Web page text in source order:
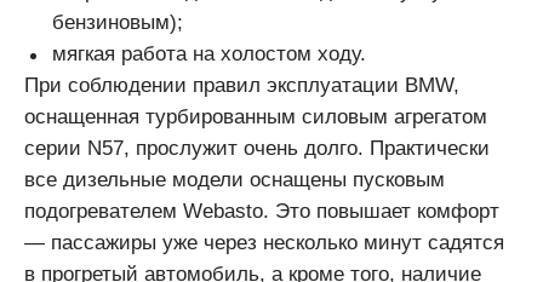
бензиновым);
мягкая работа на холостом ходу.
При соблюдении правил эксплуатации BMW,
оснащенная турбированным силовым агрегатом
серии N57, прослужит очень долго. Практически
все дизельные модели оснащены пусковым
подогревателем Webasto. Это повышает комфорт
— пассажиры уже через несколько минут садятся
в прогретый автомобиль, а кроме того, наличие